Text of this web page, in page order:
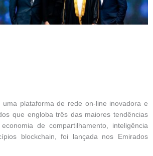
uma plataforma de rede on-line inovadora e
que engloba três das maiores tendências
de compartilhamento, inteligência
blockchain, foi lançada nos Emirados